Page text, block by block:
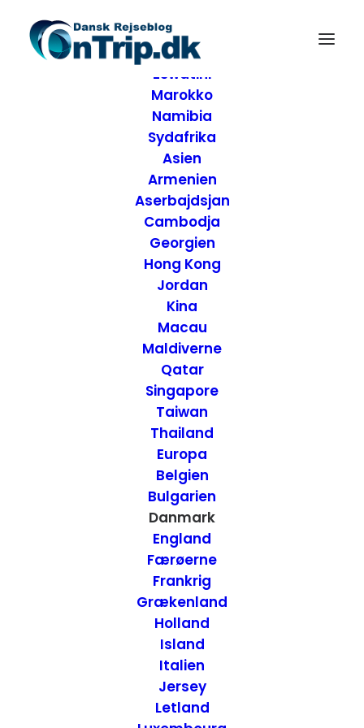
Destinationer
Afrika
Eswatini
Marokko
Namibia
Sydafrika
Asien
Armenien
Aserbajdsjan
Cambodja
Georgien
Hong Kong
Jordan
Kina
Macau
Maldiverne
Qatar
Singapore
Taiwan
Thailand
Europa
Belgien
Bulgarien
Danmark
England
Færøerne
Frankrig
Grækenland
Holland
Island
Italien
Jersey
Letland
Anmeldelse af Villa
Copenhagen –
Danmark
HOTELLER,DANMARK
ONTRIP.DK